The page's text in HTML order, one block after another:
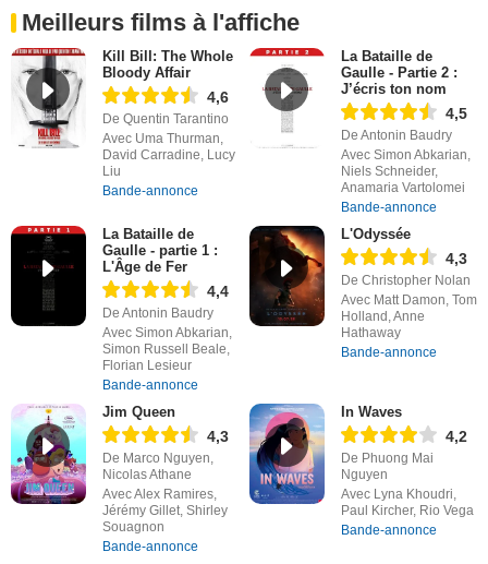
Meilleurs films à l'affiche
Kill Bill: The Whole
Bloody Affair
4,6
De Quentin Tarantino
Avec Uma Thurman,
David Carradine, Lucy
Liu
Bande-annonce
La Bataille de
Gaulle - Partie 2 :
J’écris ton nom
4,5
De Antonin Baudry
Avec Simon Abkarian,
Niels Schneider,
Anamaria Vartolomei
Bande-annonce
La Bataille de
Gaulle - partie 1 :
L'Âge de Fer
4,4
De Antonin Baudry
Avec Simon Abkarian,
Simon Russell Beale,
Florian Lesieur
Bande-annonce
L'Odyssée
4,3
De Christopher Nolan
Avec Matt Damon, Tom
Holland, Anne
Hathaway
Bande-annonce
Jim Queen
4,3
De Marco Nguyen,
Nicolas Athane
Avec Alex Ramires,
Jérémy Gillet, Shirley
Souagnon
Bande-annonce
In Waves
4,2
De Phuong Mai
Nguyen
Avec Lyna Khoudri,
Paul Kircher, Rio Vega
Bande-annonce